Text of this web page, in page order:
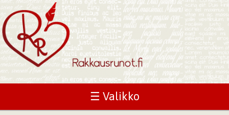
☰ Valikko